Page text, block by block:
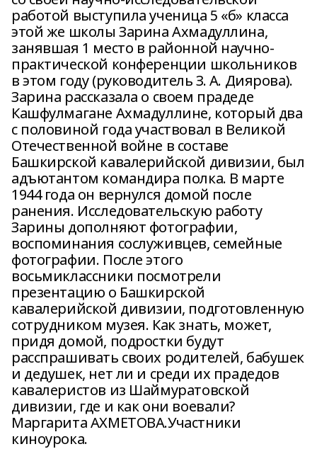
работой выступила ученица 5 «б» класса
этой же школы Зарина Ахмадуллина,
занявшая 1 место в районной научно-
практической конференции школьников
в этом году (руководитель З. А. Диярова).
Зарина рассказала о своем прадеде
Кашфулмагане Ахмадуллине, который два
с половиной года участвовал в Великой
Отечественной войне в составе
Башкирской кавалерийской дивизии, был
адъютантом командира полка. В марте
1944 года он вернулся домой после
ранения. Исследовательскую работу
Зарины дополняют фотографии,
воспоминания сослуживцев, семейные
фотографии. После этого
восьмиклассники посмотрели
презентацию о Башкирской
кавалерийской дивизии, подготовленную
сотрудником музея. Как знать, может,
придя домой, подростки будут
расспрашивать своих родителей, бабушек
и дедушек, нет ли и среди их прадедов
кавалеристов из Шаймуратовской
дивизии, где и как они воевали?
Маргарита АХМЕТОВА.Участники
киноурока.